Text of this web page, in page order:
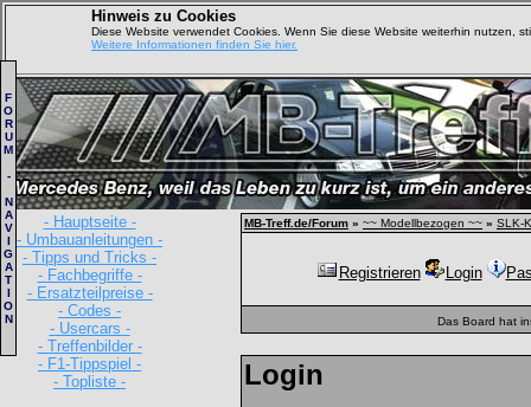
Hinweis zu Cookies
Diese Website verwendet Cookies. Wenn Sie diese Website weiterhin nutzen,
Weitere Informationen finden Sie hier.
- Hauptseite -
- Umbauanleitungen -
- Tipps und Tricks -
- Fachbegriffe -
- Ersatzteilpreise -
- Codes -
- Usercars -
- Treffenbilder -
- F1-Tippspiel -
- Topliste -
F
O
R
U
M
-
N
A
V
I
G
A
T
I
O
N
MB-Treff.de/Forum » ~~ Modellbezogen ~~ » SLK-
Registrieren Login
Das Board hat
Login